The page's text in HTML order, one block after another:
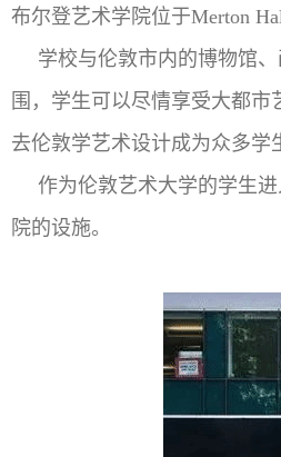
布尔登艺术学院位于Merton
学校与伦敦市内的博物馆
围，学生可以尽情享受大都
去伦敦学艺术设计成为众多学
作为伦敦艺术大学的学生
院的设施。